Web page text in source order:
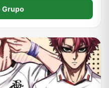
Grupo